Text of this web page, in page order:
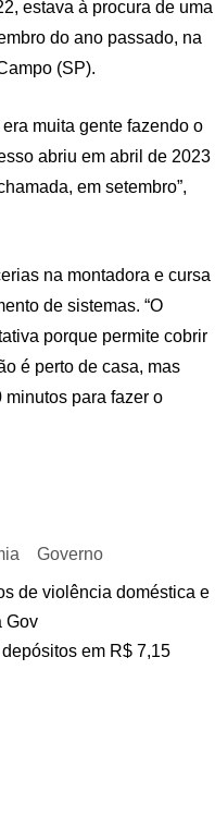
estava à procura de uma
do ano passado, na
(SP).
muita gente fazendo o
abriu em abril de 2023
em setembro”,
na montadora e cursa
de sistemas. “O
porque permite cobrir
é perto de casa, mas
para fazer o
Governo